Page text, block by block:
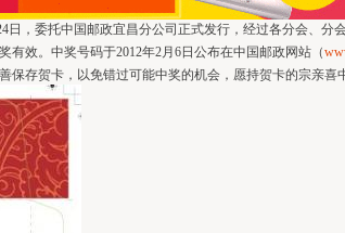
委托中国邮政宜昌分公司正式发行，经过各分会、分
效。中奖号码于2012年2月6日公布在中国邮政网站（
存贺卡，以免错过可能中奖的机会，愿持贺卡的宗亲喜